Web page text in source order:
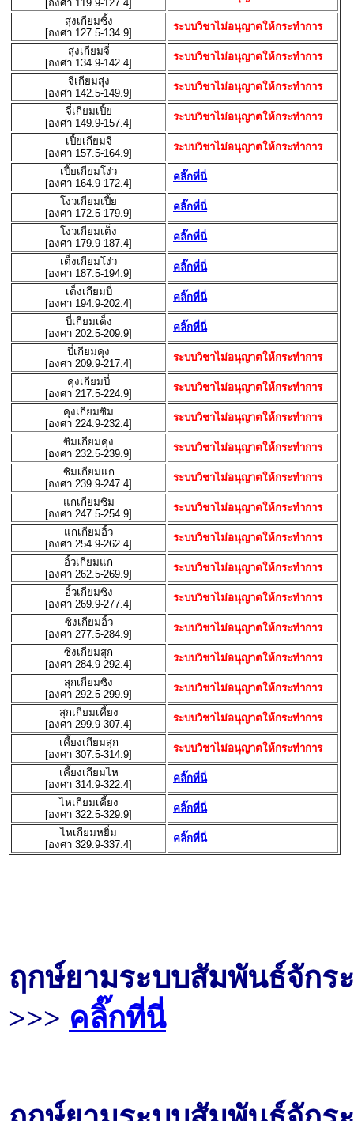
[องศา 119.9-127.4]
สุ่งเกียมซิ้ง
[องศา 127.5-134.9]
ระบบวิชาไม่อนุญาตให้กระทำการ
สุ่งเกียมจี๋
[องศา 134.9-142.4]
ระบบวิชาไม่อนุญาตให้กระทำการ
จี๋เกียมสุ่ง
[องศา 142.5-149.9]
ระบบวิชาไม่อนุญาตให้กระทำการ
จี๋เกียมเปี้ย
[องศา 149.9-157.4]
ระบบวิชาไม่อนุญาตให้กระทำการ
เปี้ยเกียมจี๋
[องศา 157.5-164.9]
ระบบวิชาไม่อนุญาตให้กระทำการ
เปี้ยเกียมโง่ว
[องศา 164.9-172.4]
คลิ๊กที่นี่
โง่วเกียมเปี้ย
[องศา 172.5-179.9]
คลิ๊กที่นี่
โง่วเกียมเต็ง
[องศา 179.9-187.4]
คลิ๊กที่นี่
เต็งเกียมโง่ว
[องศา 187.5-194.9]
คลิ๊กที่นี่
เต็งเกียมบี่
[องศา 194.9-202.4]
คลิ๊กที่นี่
บี่เกียมเต็ง
[องศา 202.5-209.9]
คลิ๊กที่นี่
บี่เกียมคุง
[องศา 209.9-217.4]
ระบบวิชาไม่อนุญาตให้กระทำการ
คุงเกียมบี่
[องศา 217.5-224.9]
ระบบวิชาไม่อนุญาตให้กระทำการ
คุงเกียมซิม
[องศา 224.9-232.4]
ระบบวิชาไม่อนุญาตให้กระทำการ
ซิมเกียมคุง
[องศา 232.5-239.9]
ระบบวิชาไม่อนุญาตให้กระทำการ
ซิมเกียมแก
[องศา 239.9-247.4]
ระบบวิชาไม่อนุญาตให้กระทำการ
แกเกียมซิม
[องศา 247.5-254.9]
ระบบวิชาไม่อนุญาตให้กระทำการ
แกเกียมอิ้ว
[องศา 254.9-262.4]
ระบบวิชาไม่อนุญาตให้กระทำการ
อิ้วเกียมแก
[องศา 262.5-269.9]
ระบบวิชาไม่อนุญาตให้กระทำการ
อิ้วเกียมซิง
[องศา 269.9-277.4]
ระบบวิชาไม่อนุญาตให้กระทำการ
ซิงเกียมอิ้ว
[องศา 277.5-284.9]
ระบบวิชาไม่อนุญาตให้กระทำการ
ซิงเกียมสุก
[องศา 284.9-292.4]
ระบบวิชาไม่อนุญาตให้กระทำการ
สุกเกียมซิง
[องศา 292.5-299.9]
ระบบวิชาไม่อนุญาตให้กระทำการ
สุกเกียมเคี้ยง
[องศา 299.9-307.4]
ระบบวิชาไม่อนุญาตให้กระทำการ
เคี้ยงเกียมสุก
[องศา 307.5-314.9]
ระบบวิชาไม่อนุญาตให้กระทำการ
เคี้ยงเกียมไห
[องศา 314.9-322.4]
คลิ๊กที่นี่
ไหเกียมเคี้ยง
[องศา 322.5-329.9]
คลิ๊กที่นี่
ไหเกียมหยิ่ม
[องศา 329.9-337.4]
คลิ๊กที่นี่
ฤกษ์ยามระบบสัมพันธ์จัก
>>> คลิ๊กที่นี่